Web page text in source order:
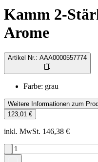
Kamm 2-
Arome
Artikel Nr. : AAA0000557774
Farbe: grau
Weitere Informationen zum
123,01 €
inkl. MwSt. 146,38 €